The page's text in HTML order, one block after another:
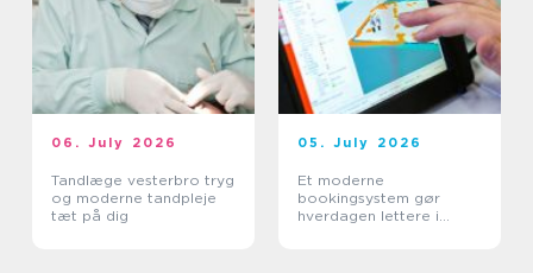
06. July 2026
Tandlæge vesterbro tryg
og moderne tandpleje
tæt på dig
05. July 2026
Et moderne
bookingsystem gør
hverdagen lettere i